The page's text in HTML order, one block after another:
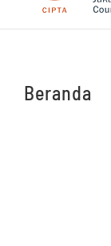
Beranda